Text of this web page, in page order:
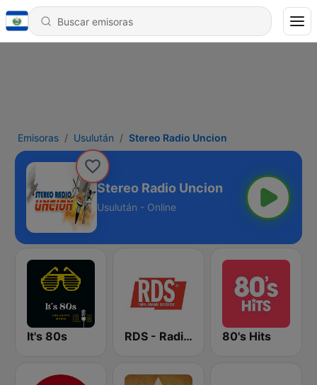
Emisoras Usulután Stereo Radio Uncion
Stereo Radio Uncion
Usulután - Online
It's 80s RDS - Radio Dimensione Suono 80's Hits